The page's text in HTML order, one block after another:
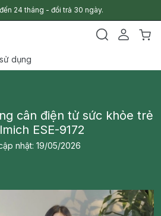
24 tháng - đổi trả 30 ngày.
dụng
cân điện tử sức khỏe trẻ
ESE-9172
nhật: 19/05/2026